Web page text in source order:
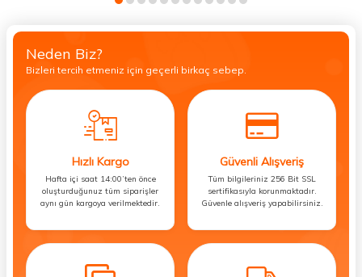
Neden Biz?
Bizleri tercih etmeniz için geçerli birkaç sebep.
Hızlı Kargo
Hafta içi saat 14:00’ten önce
oluşturduğunuz tüm siparişler
aynı gün kargoya verilmektedir.
Güvenli Alışveriş
Tüm bilgileriniz 256 Bit SSL
sertifikasıyla korunmaktadır.
Güvenle alışveriş yapabilirsiniz.